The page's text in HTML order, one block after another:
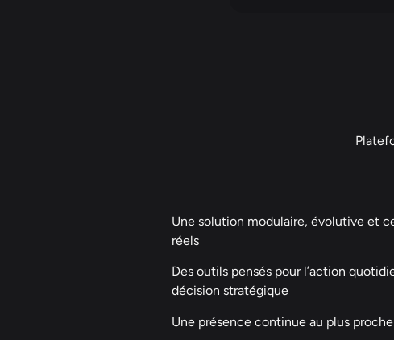
Une solution modulaire, évolutive et
réels
Des outils pensés pour l’action
décision stratégique
Une présence continue au plus